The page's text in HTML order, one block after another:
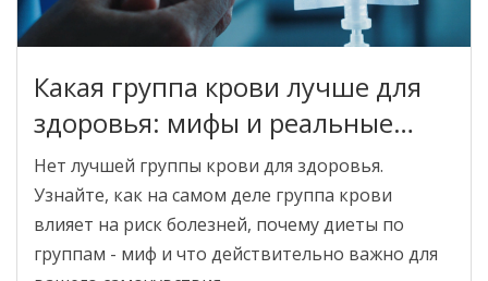
Какая группа крови лучше для
здоровья: мифы и реальные
риски
Нет лучшей группы крови для здоровья.
Узнайте, как на самом деле группа крови
влияет на риск болезней, почему диеты по
группам - миф и что действительно важно для